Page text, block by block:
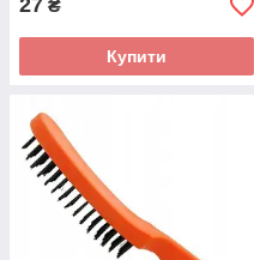
27 ₴
Купити